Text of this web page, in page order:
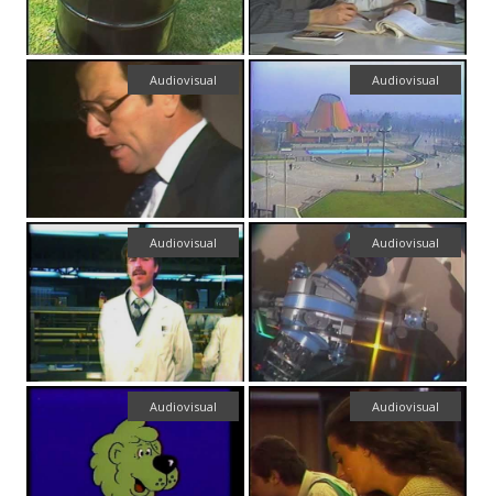
Audiovisual Audiovisual
Audiovisual Audiovisual
Audiovisual Audiovisual